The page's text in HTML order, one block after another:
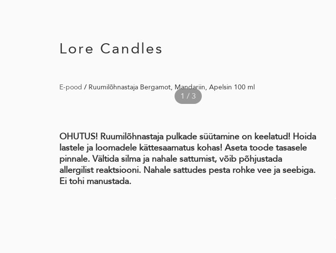
Lore Candles
E-pood / Ruumilõhnastaja Bergamot, Mandariin, Apelsin 100 ml
1 / 3
OHUTUS! Ruumilõhnastaja pulkade süütamine on keelatud! Hoida
lastele ja loomadele kättesaamatus kohas! Aseta toode tasasele
pinnale. Vältida silma ja nahale sattumist, võib põhjustada
allergilist reaktsiooni. Nahale sattudes pesta rohke vee ja seebiga.
Ei tohi manustada.